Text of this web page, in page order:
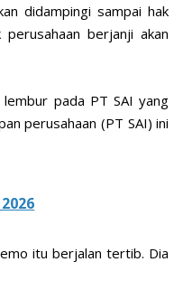
didampingi sampai hak
berjanji akan
lembur pada PT SAI yang
perusahaan (PT SAI) ini
itu berjalan tertib. Dia